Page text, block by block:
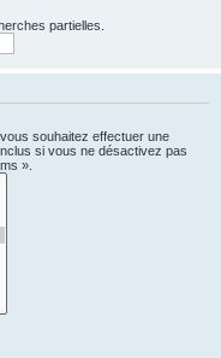
partielles.
souhaitez effectuer une
si vous ne désactivez pas
».